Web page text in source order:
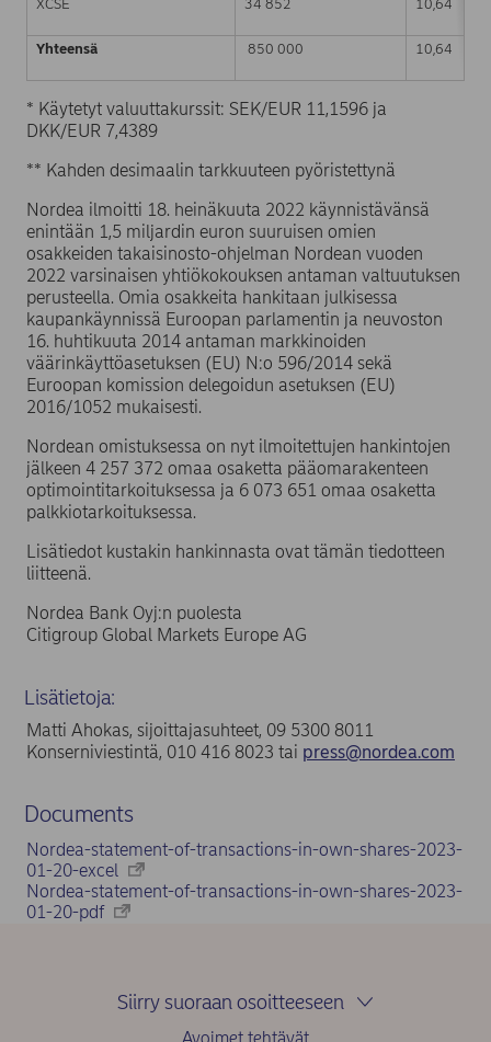
XCSE 34 852 10,64
Yhteensä 850 000 10,64
* Käytetyt valuuttakurssit: SEK/EUR 11,1596 ja
DKK/EUR 7,4389
** Kahden desimaalin tarkkuuteen pyöristettynä
Nordea ilmoitti 18. heinäkuuta 2022 käynnistävänsä
enintään 1,5 miljardin euron suuruisen omien
osakkeiden takaisinosto-ohjelman Nordean vuoden
2022 varsinaisen yhtiökokouksen antaman valtuutuksen
perusteella. Omia osakkeita hankitaan julkisessa
kaupankäynnissä Euroopan parlamentin ja neuvoston
16. huhtikuuta 2014 antaman markkinoiden
väärinkäyttöasetuksen (EU) N:o 596/2014 sekä
Euroopan komission delegoidun asetuksen (EU)
2016/1052 mukaisesti.
Nordean omistuksessa on nyt ilmoitettujen hankintojen
jälkeen 4 257 372 omaa osaketta pääomarakenteen
optimointitarkoituksessa ja 6 073 651 omaa osaketta
palkkiotarkoituksessa.
Lisätiedot kustakin hankinnasta ovat tämän tiedotteen
liitteenä.
Nordea Bank Oyj:n puolesta
Citigroup Global Markets Europe AG
Lisätietoja:
Matti Ahokas, sijoittajasuhteet, 09 5300 8011
Konserniviestintä, 010 416 8023 tai press@nordea.com
Documents
Nordea-statement-of-transactions-in-own-shares-2023-
01-20-excel
Nordea-statement-of-transactions-in-own-shares-2023-
01-20-pdf
Siirry suoraan osoitteeseen